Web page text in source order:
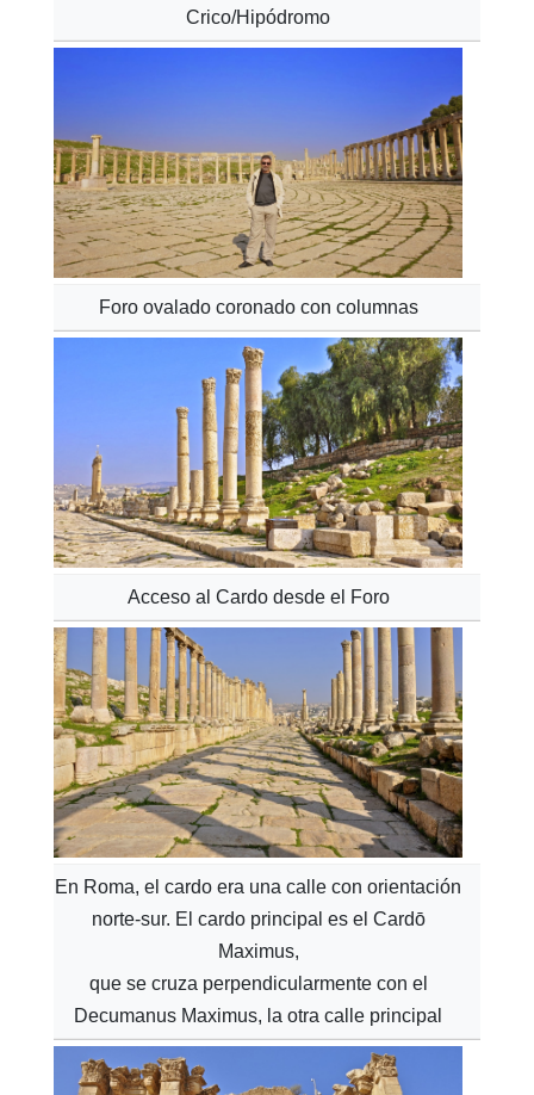
Crico/Hipódromo
Foro ovalado coronado con columnas
Acceso al Cardo desde el Foro
En Roma, el cardo era una calle con orientación
norte-sur. El cardo principal es el Cardō
Maximus,
que se cruza perpendicularmente con el
Decumanus Maximus, la otra calle principal